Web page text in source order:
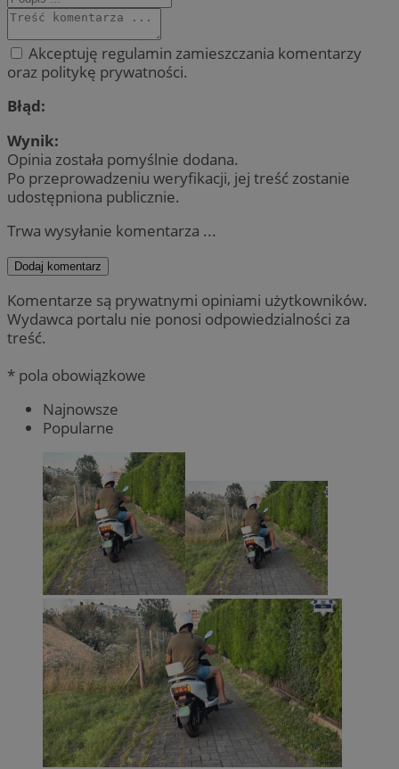
Akceptuję regulamin zamieszczania komentarzy
oraz politykę prywatności.
Błąd:
Wynik:
Opinia została pomyślnie dodana.
Po przeprowadzeniu weryfikacji, jej treść zostanie
udostępniona publicznie.
Trwa wysyłanie komentarza ...
Dodaj komentarz
Komentarze są prywatnymi opiniami użytkowników.
Wydawca portalu nie ponosi odpowiedzialności za
treść.
* pola obowiązkowe
Najnowsze
Popularne